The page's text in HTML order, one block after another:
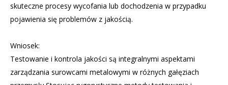
skuteczne procesy wycofania lub dochodzenia w przypadku
pojawienia się problemów z jakością.
Wniosek:
Testowanie i kontrola jakości są integralnymi aspektami
zarządzania surowcami metalowymi w różnych gałęziach